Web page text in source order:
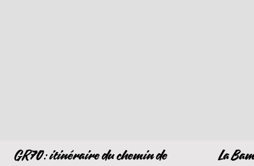
GR70 : itinéraire du chemin de
La